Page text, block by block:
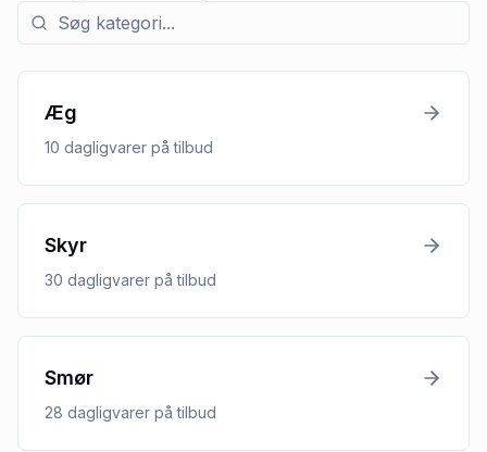
Søg efter kategori med tilbud
Æg
10 dagligvarer på tilbud
Skyr
30 dagligvarer på tilbud
Smør
28 dagligvarer på tilbud